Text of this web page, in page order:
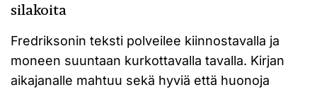
silakoita
Fredriksonin teksti polveilee kiinnostavalla ja
moneen suuntaan kurkottavalla tavalla. Kirjan
aikajanalle mahtuu sekä hyviä että huonoja